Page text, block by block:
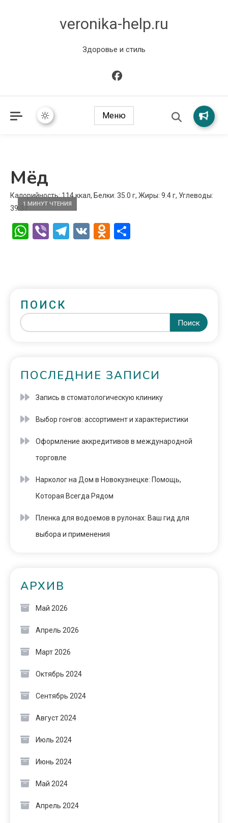
veronika-help.ru
Здоровье и стиль
Меню
Мёд
1 МИНУТ ЧТЕНИЯ
Калорийность: 114 ккал, Белки: 35.0 г, Жиры: 9.4 г, Углеводы:
39.3 г
WhatsApp
ViberTelegram
VK Odnoklassniki
ПОИСК
Поиск
ПОСЛЕДНИЕ ЗАПИСИ
Запись в стоматологическую клинику
Выбор гонгов: ассортимент и характеристики
Оформление аккредитивов в международной
торговле
Нарколог на Дом в Новокузнецке: Помощь,
Которая Всегда Рядом
Пленка для водоемов в рулонах: Ваш гид для
выбора и применения
АРХИВ
Май 2026
Апрель 2026
Март 2026
Октябрь 2024
Сентябрь 2024
Август 2024
Июль 2024
Июнь 2024
Май 2024
Апрель 2024